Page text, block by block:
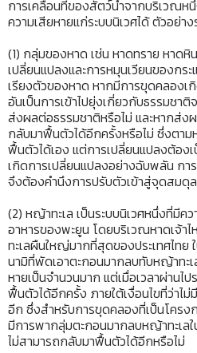
การเคลื่อนที่ของสัตว์น้ำจากบริเวณห
ความเสียหายแก่ระบบนิเวศได้ ตัวอย่าง
(1) กลุ่มของหาด เช่น หาดทราย หาดหิ
เปลี่ยนแปลงและการหมุนเวียนของกร
เรียงตัวของหาด หากมีการขุดคลองเ
อันเป็นการเข้าไปยุ่งเกี่ยวกับธรรมช
ส่งผลต่อธรรมชาติหรือไม่ และหากส่ง
กลับมาฟื้นตัวได้อีกครั้งหรือไม่ ซึ่งตาม
ฟื้นตัวได้เอง แต่การเปลี่ยนแปลงต้องเ
เกิดการเปลี่ยนแปลงอย่างฉับพลัน ก
จึงต้องคำนึงการปรับตัวเข้าสู่จุดสมดุ
(2) หญ้าทะเล เป็นระบบนิเวศหนึ่งที่มี
อาหารของพะยูน โดยบริเวณหาดเจ้า
ทะเลผืนใหญ่มากที่สุดของประเทศไท
นามิที่พัดเอาตะกอนมากลบทับหญ้าทะเ
หายเป็นจำนวนมาก แต่เมื่อเวลาผ่านไ
ฟื้นตัวได้อีกครั้ง ภายใต้เงื่อนไขที่ว่าไ
อีก ซึ่งสำหรับการขุดคลองที่เป็นโครง
มีการพากลุ่มตะกอนมากลบหญ้าทะเล
ไม่สามารถกลับมาฟื้นตัวได้อีกหรือไม่